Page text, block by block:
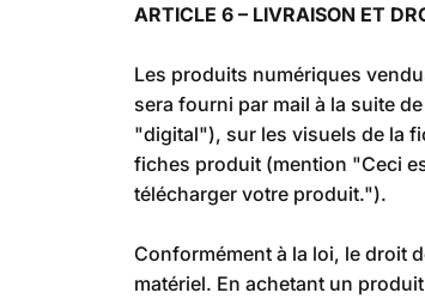
ARTICLE 6 – LIVRAISON ET
Les produits numériques
sera fourni par mail à la suite
"digital"), sur les visuels de la
fiches produit (mention "Ceci
télécharger votre produit.").
Conformément à la loi, le droit
matériel. En achetant un